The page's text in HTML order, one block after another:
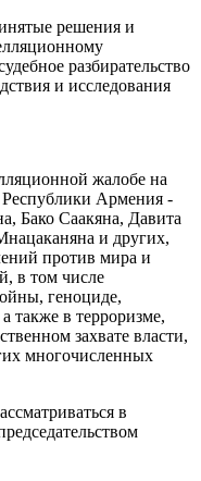
решения и
разбирательство
и исследования
жалобе на
Армения -
Бако Саакяна, Давита
и других,
против мира и
в том числе
геноциде,
также в терроризме,
захвате власти,
многочисленных
в